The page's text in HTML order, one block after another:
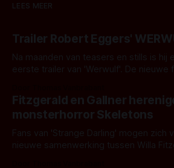
LEES MEER
Trailer Robert Eggers'
Na maanden van teasers en stills is hij
eerste trailer van 'Werwulf'. De nieuwe
kille stijl vol folklore en mythe. Het
het het al raden?)... de weerwolf. Kijk
Fitzgerald en Gallner
monsterhorror Skeletons
Fans van 'Strange Darling' mogen zich
nieuwe samenwerking tussen Willa